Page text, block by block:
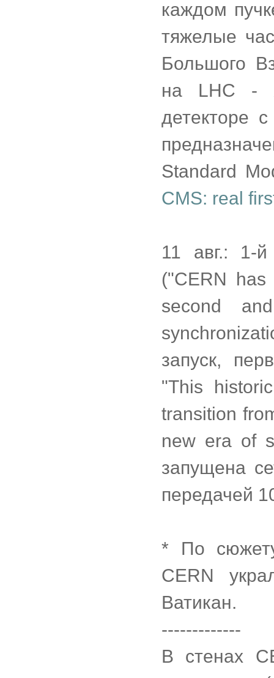
каждом
тяжелые
Большого
на LHC -
детекторе
Standard
CMS: real
11 авг.: 1-
("CERN
second
запуск,
"This
transition
new era of
запущена
передачей
* По
CERN
Ватикан.
-------------
В стенах